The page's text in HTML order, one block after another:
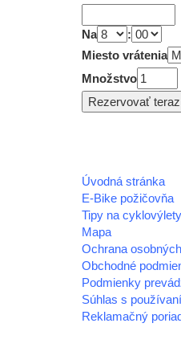
Na
:
Miesto vrátenia
Množstvo
Úvodná stránka
E-Bike požičovňa
Tipy na cyklovýlety
Mapa
Ochrana
Obchodné
Podmienky
Súhlas s
Reklamačný